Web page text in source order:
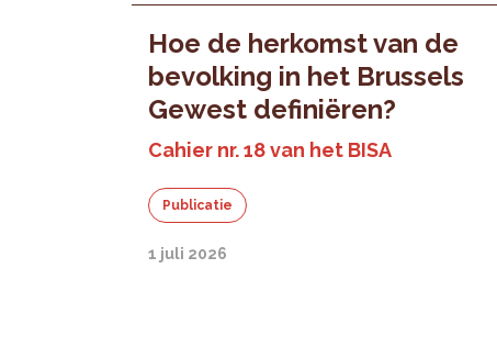
Hoe de herkomst van de
bevolking in het Brussels
Gewest definiëren?
Cahier nr. 18 van het BISA
Publicatie
1 juli 2026